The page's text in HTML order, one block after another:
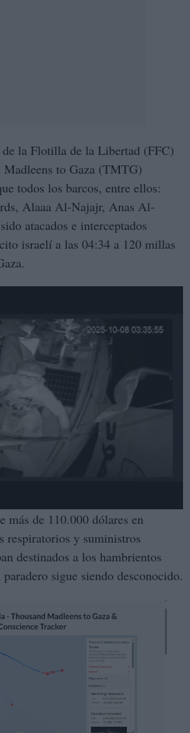
la Flotilla de la Libertad (FFC)
Madleens to Gaza (TMTG)
todos los barcos, entre ellos:
Alaaa Al-Najajr, Anas Al-
atacados e interceptados
israelí a las 04:34 a 120 millas
indican que la tripulación
médicos, periodistas y
más de 110.000 dólares en
respiratorios y suministros
destinados a los hambrientos
sigue siendo desconocido.